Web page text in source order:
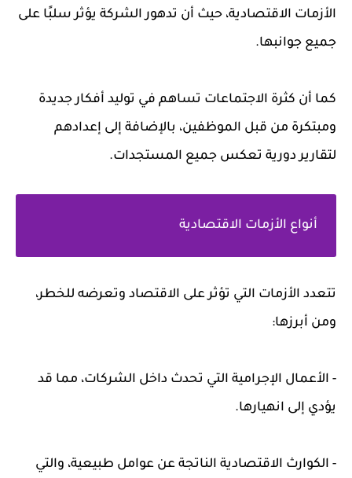
الأزمات الاقتصادية، حيث أن تدهور الشركة يؤثر سلبًا على
جميع جوانبها.
كما أن كثرة الاجتماعات تساهم في توليد أفكار جديدة
ومبتكرة من قبل الموظفين، بالإضافة إلى إعدادهم
لتقارير دورية تعكس جميع المستجدات.
أنواع الأزمات الاقتصادية
تتعدد الأزمات التي تؤثر على الاقتصاد وتعرضه للخطر،
ومن أبرزها:
- الأعمال الإجرامية التي تحدث داخل الشركات، مما قد
يؤدي إلى انهيارها.
- الكوارث الاقتصادية الناتجة عن عوامل طبيعية، والتي